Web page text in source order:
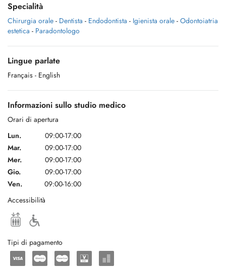
Specialità
Chirurgia orale - Dentista - Endodontista - Igienista orale - Odontoiatria
estetica - Paradontologo
Lingue parlate
Français - English
Informazioni sullo studio medico
Orari di apertura
Lun.
09:00-17:00
Mar.
09:00-17:00
Mer.
09:00-17:00
Gio.
09:00-17:00
Ven.
09:00-16:00
Accessibilità
Tipi di pagamento